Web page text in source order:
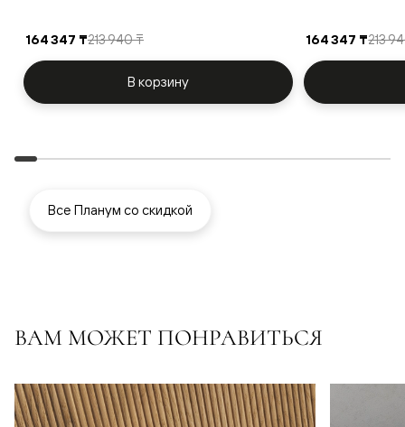
164 347 ₸213 940 ₸
В корзину
164 347 ₸213
Все Планум со скидкой
ВАМ МОЖЕТ ПОНРАВИТЬСЯ